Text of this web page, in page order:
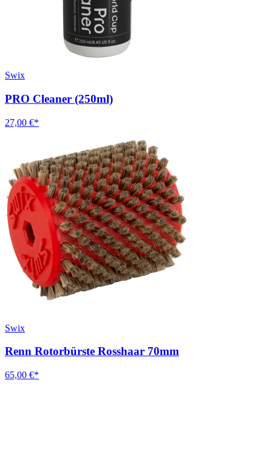
Swix
PRO Cleaner (250ml)
27,00 €*
Swix
Renn Rotorbürste Rosshaar 70mm
65,00 €*